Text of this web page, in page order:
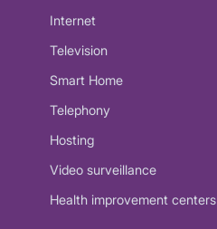
Internet
Television
Smart Home
Telephony
Hosting
Video surveillance
Health improvement centers